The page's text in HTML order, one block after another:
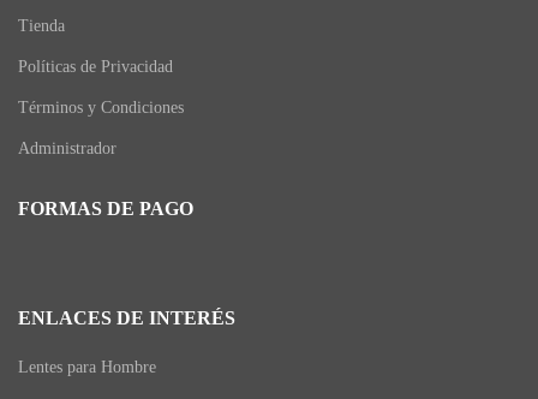
Tienda
Políticas de Privacidad
Términos y Condiciones
Administrador
FORMAS DE PAGO
ENLACES DE INTERÉS
Lentes para Hombre